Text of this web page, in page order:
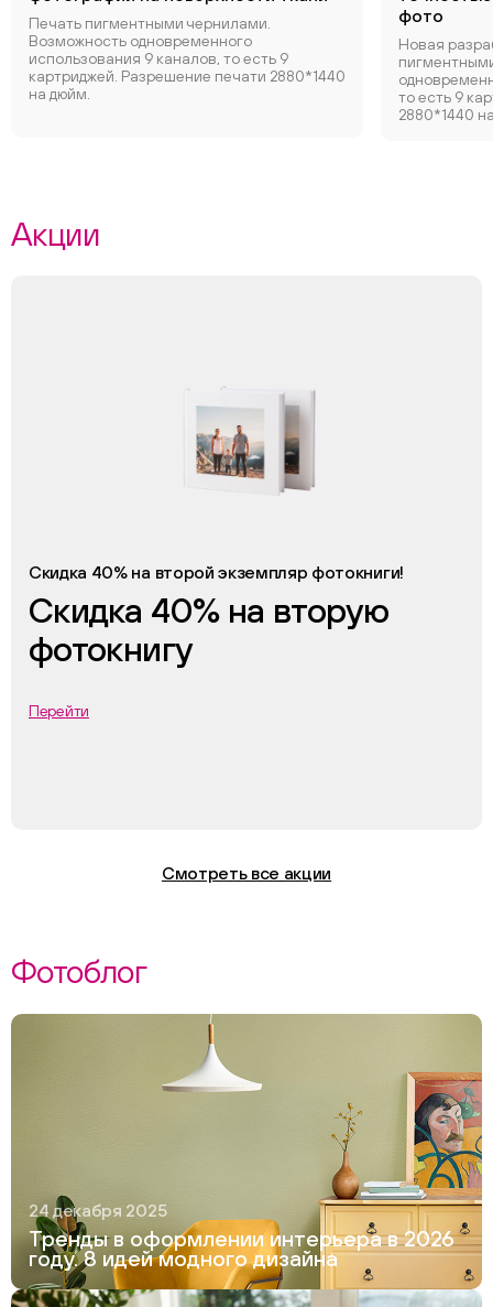
Печать пигментными чернилами.
Возможность одновременного
использования 9 каналов, то есть 9
картриджей. Разрешение печати 2880*1440
на дюйм.
фото
Новая
то есть 9
2880*1440
Акции
Скидка 40% на второй экземпляр фотокниги!
Скидка 40% на вторую
фотокнигу
Перейти
Смотреть все акции
Фотоблог
24 декабря 2025
Тренды в оформлении интерьера в 2026
году. 8 идей модного дизайна